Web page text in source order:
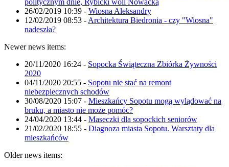
26/02/2019 10:39 - Wiosna Aleksandry
12/02/2019 08:53 - Architektura Biedronia - czy "Wiosna"
nadeszła?
Newer news items:
20/11/2020 16:24 - Sopocka Świąteczna Zbiórka Żywności
2020
04/11/2020 20:55 - Sopotu nie stać na remont
niebezpiecznych schodów
30/08/2020 15:07 - Mieszkańcy Sopotu mogą wylądować na
bruku, a miasto nie może pomóc?
24/04/2020 13:44 - Maseczki dla sopockich seniorów
21/02/2020 18:55 - Diagnoza miasta Sopotu. Warsztaty dla
mieszkańców
Older news items: